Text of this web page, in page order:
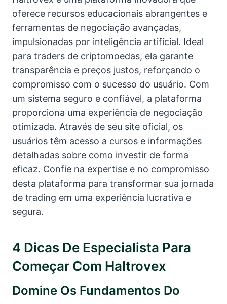
oferece recursos educacionais abrangentes e
ferramentas de negociação avançadas,
impulsionadas por inteligência artificial. Ideal
para traders de criptomoedas, ela garante
transparência e preços justos, reforçando o
compromisso com o sucesso do usuário. Com
um sistema seguro e confiável, a plataforma
proporciona uma experiência de negociação
otimizada. Através de seu site oficial, os
usuários têm acesso a cursos e informações
detalhadas sobre como investir de forma
eficaz. Confie na expertise e no compromisso
desta plataforma para transformar sua jornada
de trading em uma experiência lucrativa e
segura.
4 Dicas De Especialista Para
Começar Com Haltrovex
Domine Os Fundamentos Do